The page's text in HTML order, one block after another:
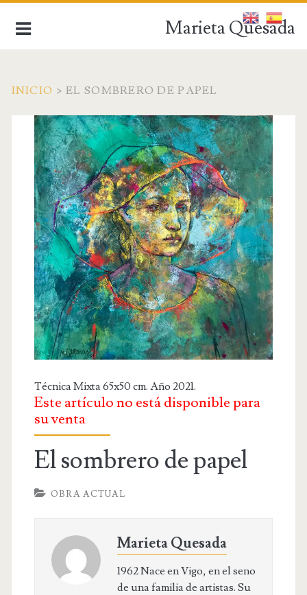
Marieta Quesada
INICIO
BIOGRAFÍA
OBRA ACTUAL
OBRA ANTIGUA
OBRA RELIGIOSA
DIBUJOS
DIBUJO INFANTIL
DISEÑOS
PUBLICACIONES
CONTACTO
INICIO > EL SOMBRERO DE PAPEL
Técnica Mixta 65x50 cm. Año 2021.
Este artículo no está disponible para
su venta
El sombrero de papel
OBRA ACTUAL
Marieta Quesada
1962 Nace en Vigo, en el seno
de una familia de artistas. Su